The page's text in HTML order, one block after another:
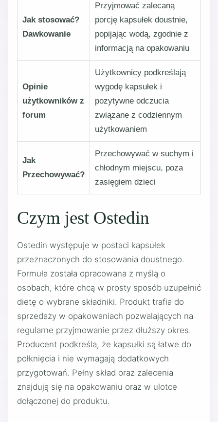
Jak stosować?
Dawkowanie
Przyjmować zalecaną
porcję kapsułek doustnie,
popijając wodą, zgodnie z
informacją na opakowaniu
Opinie
użytkowników z
forum
Użytkownicy podkreślają
wygodę kapsułek i
pozytywne odczucia
związane z codziennym
użytkowaniem
Jak
Przechowywać?
Przechowywać w suchym i
chłodnym miejscu, poza
zasięgiem dzieci
Czym jest Ostedin
Ostedin występuje w postaci kapsułek
przeznaczonych do stosowania doustnego.
Formuła została opracowana z myślą o
osobach, które chcą w prosty sposób uzupełnić
dietę o wybrane składniki. Produkt trafia do
sprzedaży w opakowaniach pozwalających na
regularne przyjmowanie przez dłuższy okres.
Producent podkreśla, że kapsułki są łatwe do
połknięcia i nie wymagają dodatkowych
przygotowań. Pełny skład oraz zalecenia
znajdują się na opakowaniu oraz w ulotce
dołączonej do produktu.